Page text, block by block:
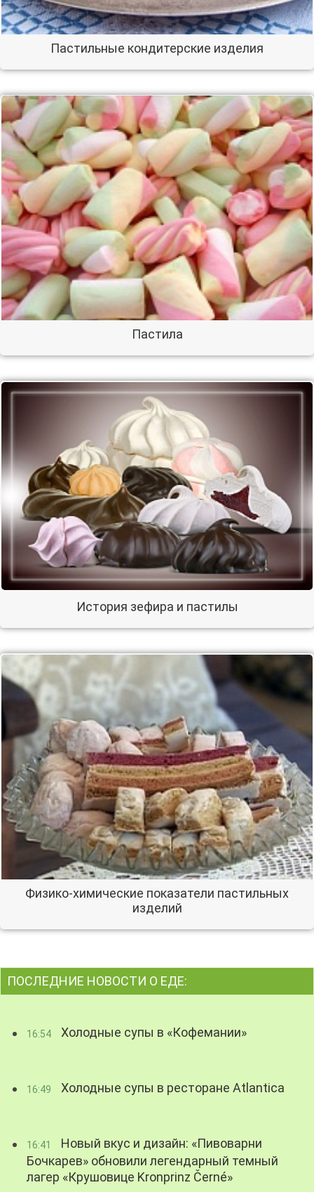
Пастильные кондитерские изделия
Пастила
История зефира и пастилы
Физико-химические показатели пастильных
изделий
ПОСЛЕДНИЕ НОВОСТИ О ЕДЕ:
16:54 Холодные супы в «Кофемании»
16:49 Холодные супы в ресторане Atlantica
16:41
Новый вкус и дизайн: «Пивоварни
Бочкарев» обновили легендарный темный
лагер «Крушовице Kronprinz Černé»